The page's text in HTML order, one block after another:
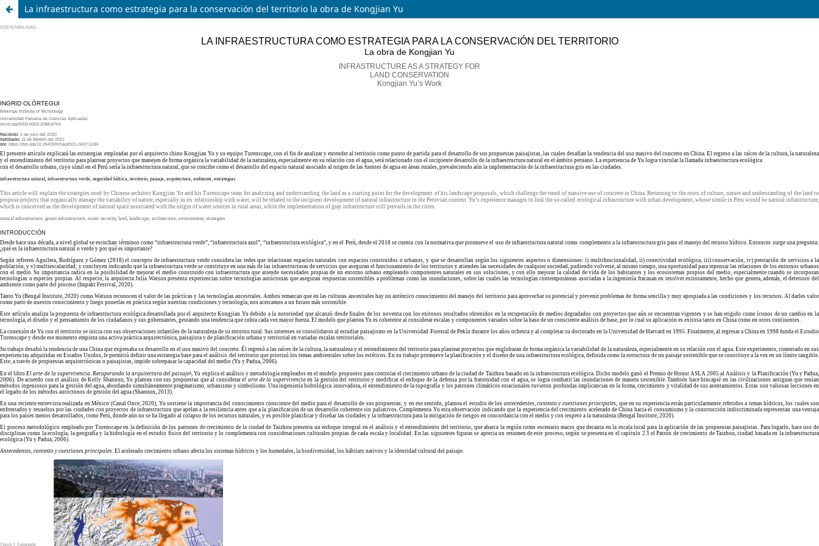
La infraestructura como estrategia para la conservación del territorio la obra de Kongjian Yu